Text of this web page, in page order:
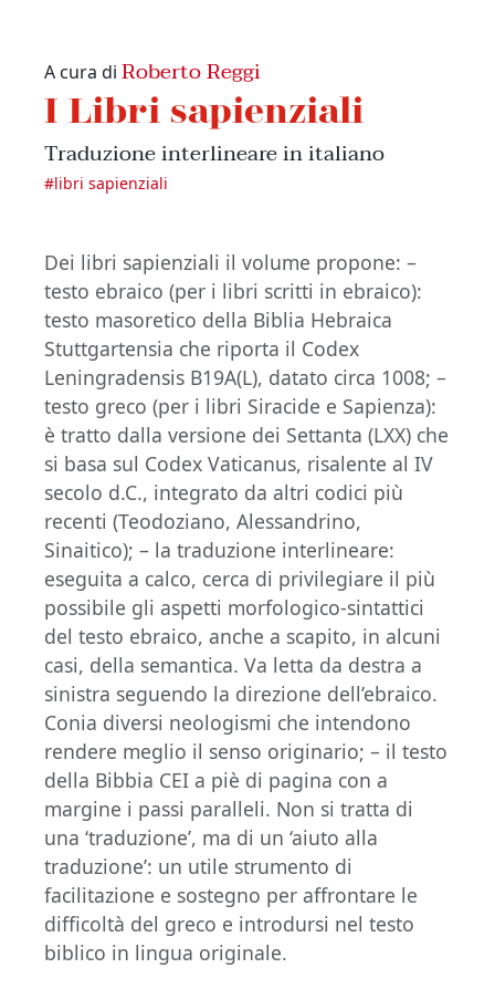
A cura di Roberto Reggi
I Libri sapienziali
Traduzione interlineare in italiano
#libri sapienziali
Dei libri sapienziali il volume propone: –
testo ebraico (per i libri scritti in ebraico):
testo masoretico della Biblia Hebraica
Stuttgartensia che riporta il Codex
Leningradensis B19A(L), datato circa 1008; –
testo greco (per i libri Siracide e Sapienza):
è tratto dalla versione dei Settanta (LXX) che
si basa sul Codex Vaticanus, risalente al IV
secolo d.C., integrato da altri codici più
recenti (Teodoziano, Alessandrino,
Sinaitico); – la traduzione interlineare:
eseguita a calco, cerca di privilegiare il più
possibile gli aspetti morfologico-sintattici
del testo ebraico, anche a scapito, in alcuni
casi, della semantica. Va letta da destra a
sinistra seguendo la direzione dell’ebraico.
Conia diversi neologismi che intendono
rendere meglio il senso originario; – il testo
della Bibbia CEI a piè di pagina con a
margine i passi paralleli. Non si tratta di
una ‘traduzione’, ma di un ‘aiuto alla
traduzione’: un utile strumento di
facilitazione e sostegno per affrontare le
difficoltà del greco e introdursi nel testo
biblico in lingua originale.